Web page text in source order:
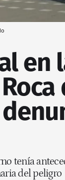
en
tenía
del peligro